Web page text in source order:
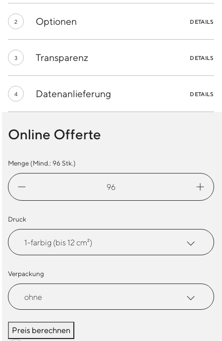
2 Optionen DETAILS
3 Transparenz DETAILS
4 Datenanlieferung DETAILS
Online Offerte
Menge (Mind.: 96Stk.)
Tasse
Standard
Druck
Verpackung
Preis berechnen